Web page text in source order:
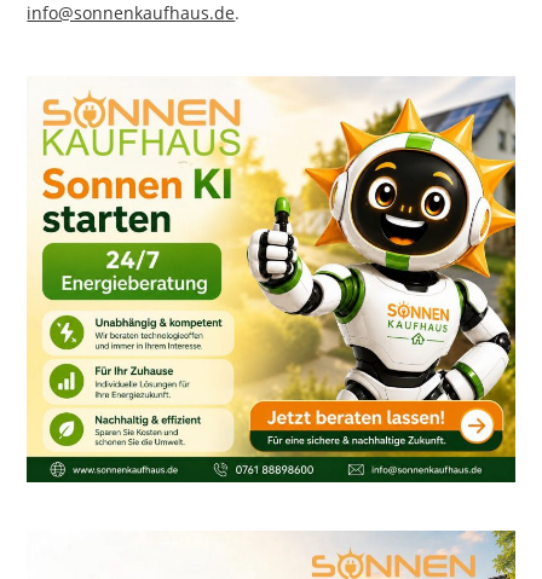
info@sonnenkaufhaus.de.